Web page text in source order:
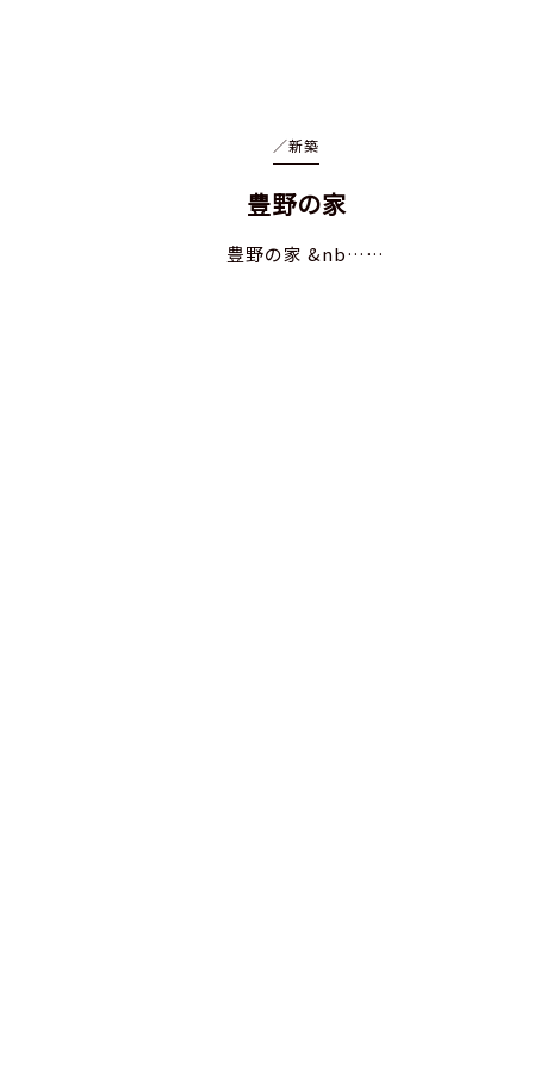
／新築
豊野の家
豊野の家 &nb……